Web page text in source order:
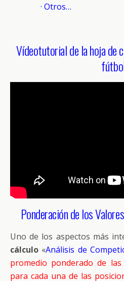
· Otros…
Vídeotutorial de la hoja de
Ponderación de los
Uno de los aspectos más
cálculo «Análisis de
promedio ponderado de
para cada una de las